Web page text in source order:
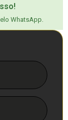
WhatsApp.